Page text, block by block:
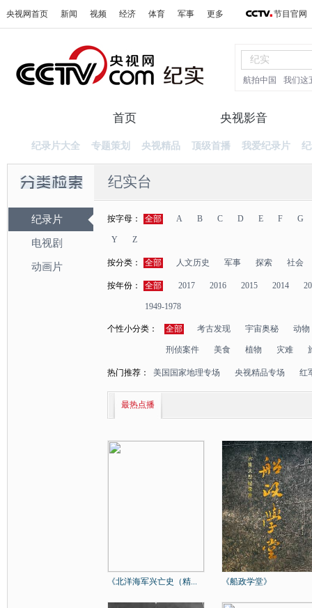
央视网首页 新闻 视频 经济 体育 军事 更多 节目官网
航拍中国 我们这
首页
纪录片大全 专题策划 央视精品 顶级首播 我爱纪录片
央视影音
纪录片
电视剧
动画片
纪实台
按字母： 全部 A B C D E F G
Y Z
按分类： 全部 人文历史 军事 探索 社会
按年份： 全部 2017 2016 2015 2014
1949-1978
个性小分类： 全部 考古发现 宇宙奥秘 动物
刑侦案件 美食 植物 灾难
热门推荐： 美国国家地理专场 央视精品专场 红
最热点播
《北洋海军兴亡史（精... 《船政学堂》